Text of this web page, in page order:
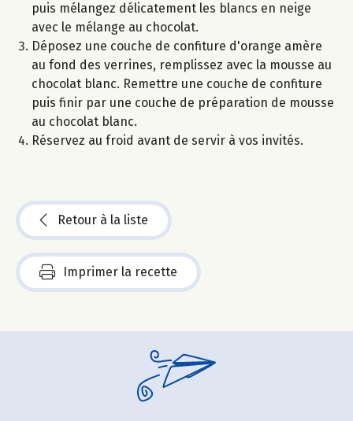
puis mélangez délicatement les blancs en neige
avec le mélange au chocolat.
Déposez une couche de confiture d'orange amère
au fond des verrines, remplissez avec la mousse au
chocolat blanc. Remettre une couche de confiture
puis finir par une couche de préparation de mousse
au chocolat blanc.
Réservez au froid avant de servir à vos invités.
Retour à la liste
Imprimer la recette